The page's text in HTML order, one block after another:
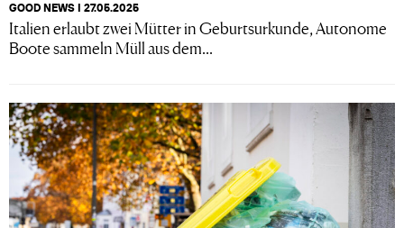
GOOD NEWS I 27.05.2025
Italien erlaubt zwei Mütter in Geburtsurkunde, Autonome
Boote sammeln Müll aus dem...